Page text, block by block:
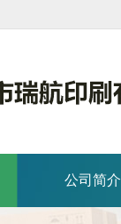
公司简介